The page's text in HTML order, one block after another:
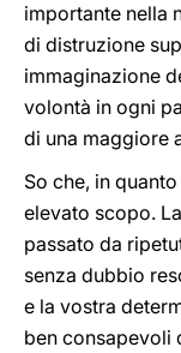
importante nella
di distruzione
immaginazione
volontà in ogni
di una maggiore
So che, in
elevato scopo.
passato da
senza dubbio
e la vostra
ben consapevoli